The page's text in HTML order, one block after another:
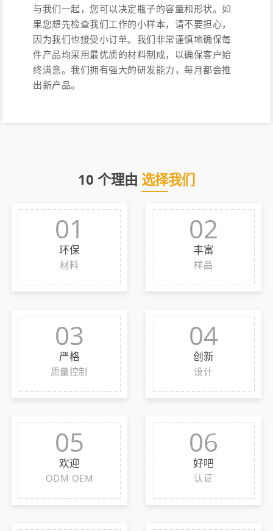
与我们一起，您可以决定瓶子的容量和形状。如
果您想先检查我们工作的小样本，请不要担心，
因为我们也接受小订单。我们非常谨慎地确保每
件产品均采用最优质的材料制成，以确保客户始
终满意。我们拥有强大的研发能力，每月都会推
出新产品。
10 个理由 选择我们
01
环保
材料
02
丰富
样品
03
严格
质量控制
04
创新
设计
05
欢迎
ODM OEM
06
好吧
认证